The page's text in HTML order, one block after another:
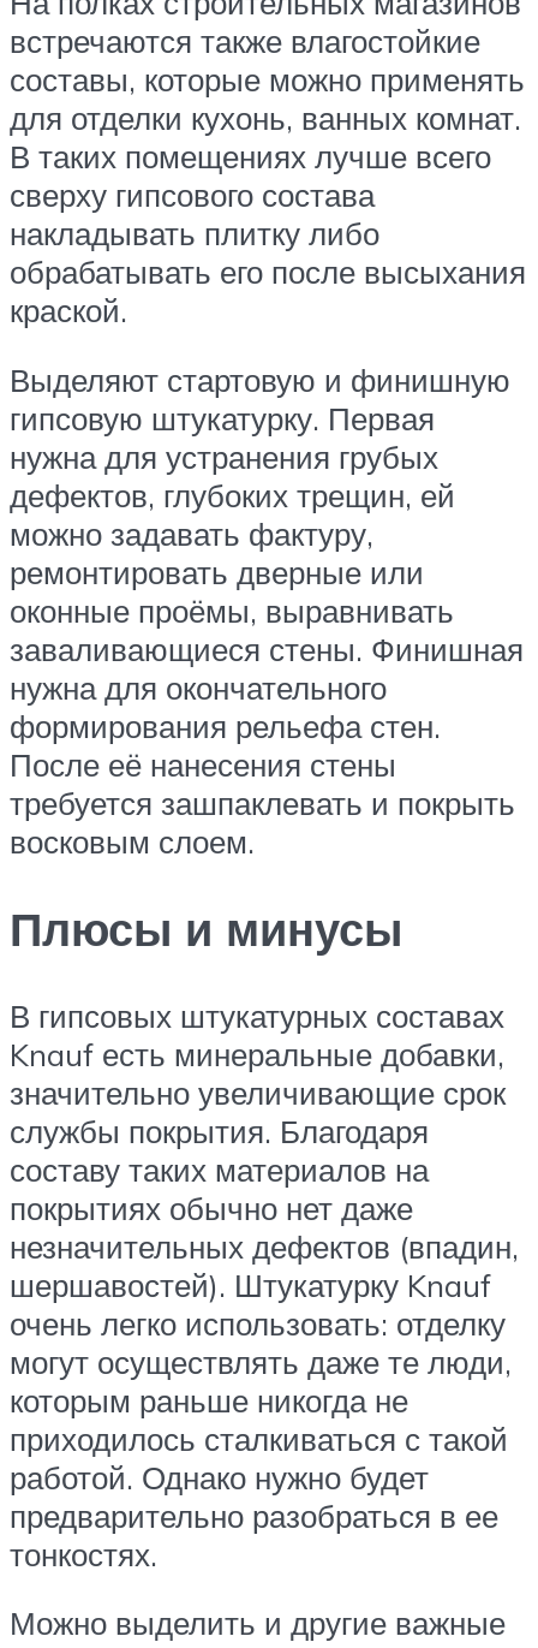
встречаются также влагостойкие
составы, которые можно применять
для отделки кухонь, ванных комнат.
В таких помещениях лучше всего
сверху гипсового состава
накладывать плитку либо
обрабатывать его после высыхания
краской.
Выделяют стартовую и финишную
гипсовую штукатурку. Первая
нужна для устранения грубых
дефектов, глубоких трещин, ей
можно задавать фактуру,
ремонтировать дверные или
оконные проёмы, выравнивать
заваливающиеся стены. Финишная
нужна для окончательного
формирования рельефа стен.
После её нанесения стены
требуется зашпаклевать и покрыть
восковым слоем.
Плюсы и минусы
В гипсовых штукатурных составах
Knauf есть минеральные добавки,
значительно увеличивающие срок
службы покрытия. Благодаря
составу таких материалов на
покрытиях обычно нет даже
незначительных дефектов (впадин,
шершавостей). Штукатурку Knauf
очень легко использовать: отделку
могут осуществлять даже те люди,
которым раньше никогда не
приходилось сталкиваться с такой
работой. Однако нужно будет
предварительно разобраться в ее
тонкостях.
Можно выделить и другие важные